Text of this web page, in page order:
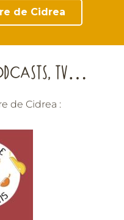
de Cidrea
TV…
de Cidrea :